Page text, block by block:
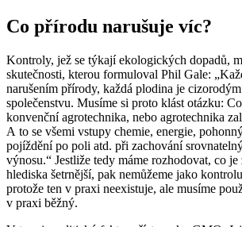
Co přírodu narušuje víc?
Kontroly, jež se týkají ekologických dopadů,
skutečnosti, kterou formuloval Phil Gale:
narušením přírody, každá plodina je
společenstvu. Musíme si proto klást otázku:
konvenční agrotechnika, nebo agrotechnika
A to se všemi vstupy chemie, energie,
pojíždění po poli atd. při zachování
výnosu.“ Jestliže tedy máme rozhodovat, co
hlediska šetrnější, pak nemůžeme jako
protože ten v praxi neexistuje, ale musíme
v praxi běžný.